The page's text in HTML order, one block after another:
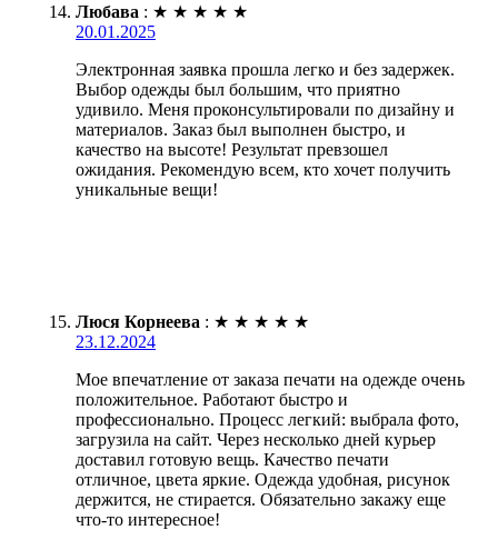
Любава : ★ ★ ★ ★ ★
20.01.2025
Электронная заявка прошла легко и без задержек.
Выбор одежды был большим, что приятно
удивило. Меня проконсультировали по дизайну и
материалов. Заказ был выполнен быстро, и
качество на высоте! Результат превзошел
ожидания. Рекомендую всем, кто хочет получить
уникальные вещи!
Люся Корнеева : ★ ★ ★ ★ ★
23.12.2024
Мое впечатление от заказа печати на одежде очень
положительное. Работают быстро и
профессионально. Процесс легкий: выбрала фото,
загрузила на сайт. Через несколько дней курьер
доставил готовую вещь. Качество печати
отличное, цвета яркие. Одежда удобная, рисунок
держится, не стирается. Обязательно закажу еще
что-то интересное!